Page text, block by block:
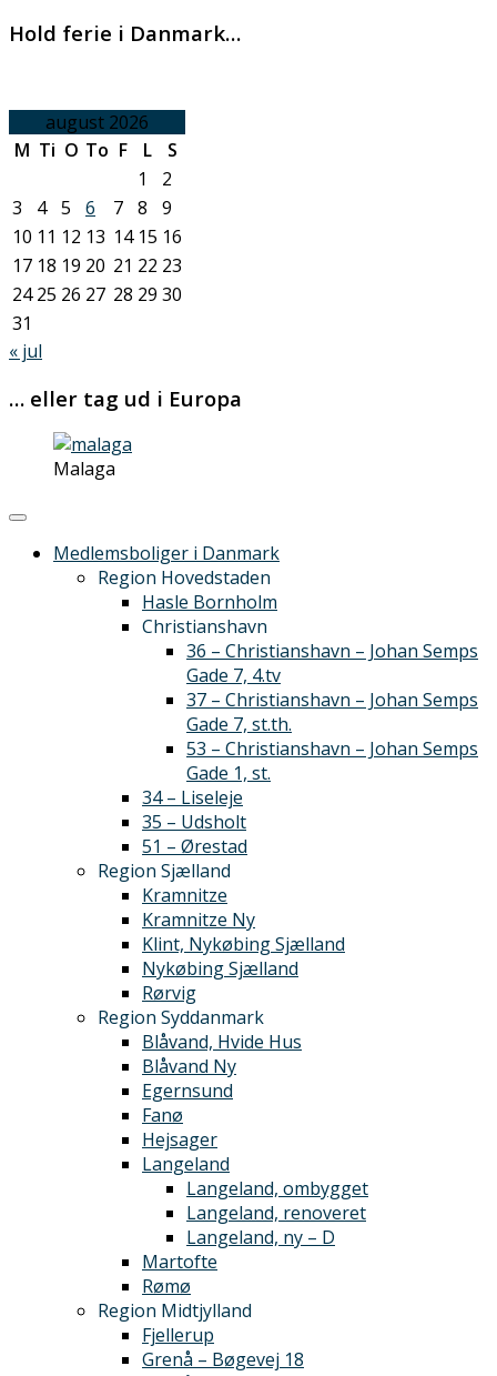
Hold ferie i Danmark…
august 2026
M Ti O To F L
S
1
2
3
4 5 6 7 8
9
10 11 12 13 14 15 16
17 18 19 20 21 22 23
24 25 26 27 28 29 30
31
« jul
… eller tag ud i Europa
Malaga
Medlemsboliger i Danmark
Region Hovedstaden
Hasle Bornholm
Christianshavn
36 – Christianshavn – Johan Semps
Gade 7, 4.tv
37 – Christianshavn – Johan Semps
Gade 7, st.th.
53 – Christianshavn – Johan Semps
Gade 1, st.
34 – Liseleje
35 – Udsholt
51 – Ørestad
Region Sjælland
Kramnitze
Kramnitze Ny
Klint, Nykøbing Sjælland
Nykøbing Sjælland
Rørvig
Region Syddanmark
Blåvand, Hvide Hus
Blåvand Ny
Egernsund
Fanø
Hejsager
Langeland
Langeland, ombygget
Langeland, renoveret
Langeland, ny – D
Martofte
Rømø
Region Midtjylland
Fjellerup
Grenå – Bøgevej 18